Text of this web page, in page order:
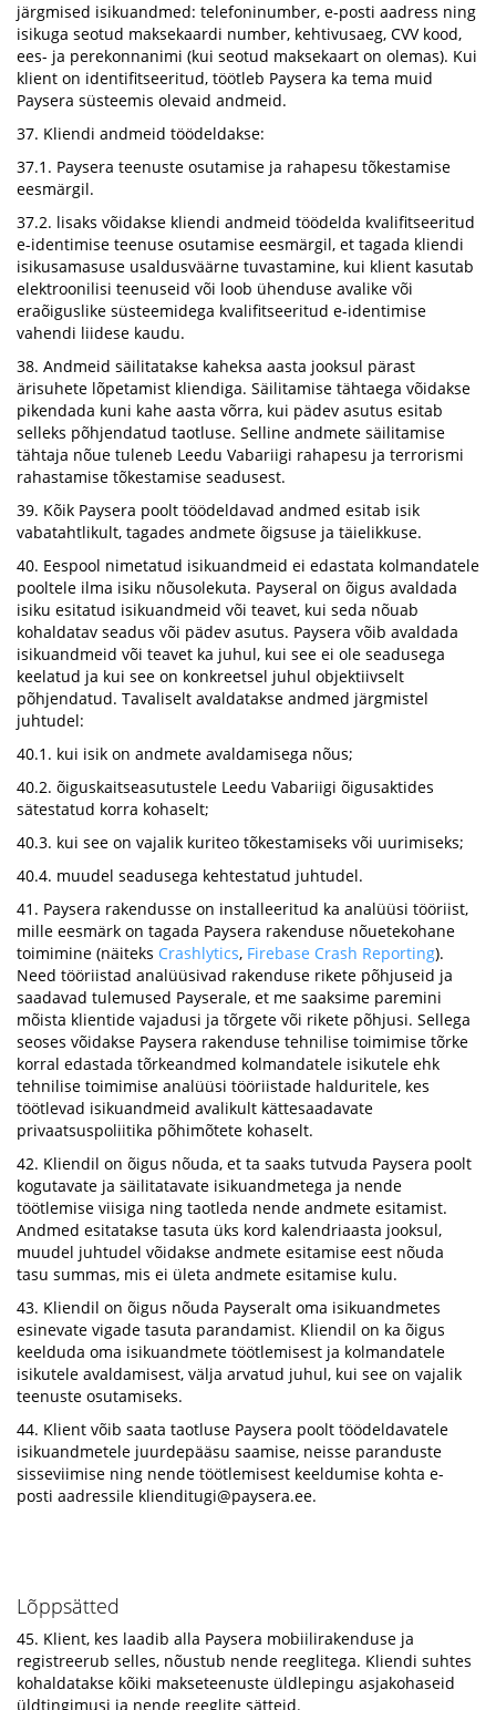
järgmised isikuandmed: telefoninumber, e-posti aadress ning
isikuga seotud maksekaardi number, kehtivusaeg, CVV kood,
ees- ja perekonnanimi (kui seotud maksekaart on olemas). Kui
klient on identifitseeritud, töötleb Paysera ka tema muid
Paysera süsteemis olevaid andmeid.
37. Kliendi andmeid töödeldakse:
37.1. Paysera teenuste osutamise ja rahapesu tõkestamise
eesmärgil.
37.2. lisaks võidakse kliendi andmeid töödelda kvalifitseeritud
e-identimise teenuse osutamise eesmärgil, et tagada kliendi
isikusamasuse usaldusväärne tuvastamine, kui klient kasutab
elektroonilisi teenuseid või loob ühenduse avalike või
eraõiguslike süsteemidega kvalifitseeritud e-identimise
vahendi liidese kaudu.
38. Andmeid säilitatakse kaheksa aasta jooksul pärast
ärisuhete lõpetamist kliendiga. Säilitamise tähtaega võidakse
pikendada kuni kahe aasta võrra, kui pädev asutus esitab
selleks põhjendatud taotluse. Selline andmete säilitamise
tähtaja nõue tuleneb Leedu Vabariigi rahapesu ja terrorismi
rahastamise tõkestamise seadusest.
39. Kõik Paysera poolt töödeldavad andmed esitab isik
vabatahtlikult, tagades andmete õigsuse ja täielikkuse.
40. Eespool nimetatud isikuandmeid ei edastata kolmandatele
pooltele ilma isiku nõusolekuta. Payseral on õigus avaldada
isiku esitatud isikuandmeid või teavet, kui seda nõuab
kohaldatav seadus või pädev asutus. Paysera võib avaldada
isikuandmeid või teavet ka juhul, kui see ei ole seadusega
keelatud ja kui see on konkreetsel juhul objektiivselt
põhjendatud. Tavaliselt avaldatakse andmed järgmistel
juhtudel:
40.1. kui isik on andmete avaldamisega nõus;
40.2. õiguskaitseasutustele Leedu Vabariigi õigusaktides
sätestatud korra kohaselt;
40.3. kui see on vajalik kuriteo tõkestamiseks või uurimiseks;
40.4. muudel seadusega kehtestatud juhtudel.
41. Paysera rakendusse on installeeritud ka analüüsi tööriist,
mille eesmärk on tagada Paysera rakenduse nõuetekohane
toimimine (näiteks Crashlytics, Firebase Crash Reporting).
Need tööriistad analüüsivad rakenduse rikete põhjuseid ja
saadavad tulemused Payserale, et me saaksime paremini
mõista klientide vajadusi ja tõrgete või rikete põhjusi. Sellega
seoses võidakse Paysera rakenduse tehnilise toimimise tõrke
korral edastada tõrkeandmed kolmandatele isikutele ehk
tehnilise toimimise analüüsi tööriistade halduritele, kes
töötlevad isikuandmeid avalikult kättesaadavate
privaatsuspoliitika põhimõtete kohaselt.
42. Kliendil on õigus nõuda, et ta saaks tutvuda Paysera poolt
kogutavate ja säilitatavate isikuandmetega ja nende
töötlemise viisiga ning taotleda nende andmete esitamist.
Andmed esitatakse tasuta üks kord kalendriaasta jooksul,
muudel juhtudel võidakse andmete esitamise eest nõuda
tasu summas, mis ei ületa andmete esitamise kulu.
43. Kliendil on õigus nõuda Payseralt oma isikuandmetes
esinevate vigade tasuta parandamist. Kliendil on ka õigus
keelduda oma isikuandmete töötlemisest ja kolmandatele
isikutele avaldamisest, välja arvatud juhul, kui see on vajalik
teenuste osutamiseks.
44. Klient võib saata taotluse Paysera poolt töödeldavatele
isikuandmetele juurdepääsu saamise, neisse paranduste
sisseviimise ning nende töötlemisest keeldumise kohta e-
posti aadressile klienditugi@paysera.ee.
Lõppsätted
45. Klient, kes laadib alla Paysera mobiilirakenduse ja
registreerub selles, nõustub nende reeglitega. Kliendi suhtes
kohaldatakse kõiki makseteenuste üldlepingu asjakohaseid
üldtingimusi ja nende reeglite sätteid.